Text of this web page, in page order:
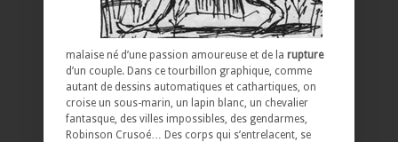
malaise né d’une passion amoureuse et de la rupture
d’un couple. Dans ce tourbillon graphique, comme
autant de dessins automatiques et cathartiques, on
croise un sous-marin, un lapin blanc, un chevalier
fantasque, des villes impossibles, des gendarmes,
Robinson Crusoé… Des corps qui s’entrelacent, se